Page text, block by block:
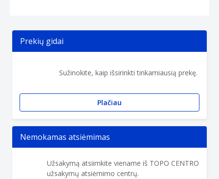
Prekių gidai
Sužinokite, kaip išsirinkti tinkamiausią prekę.
Plačiau
Nemokamas atsiėmimas
Užsakymą atsiimkite viename iš TOPO CENTRO
užsakymų atsiėmimo centrų.